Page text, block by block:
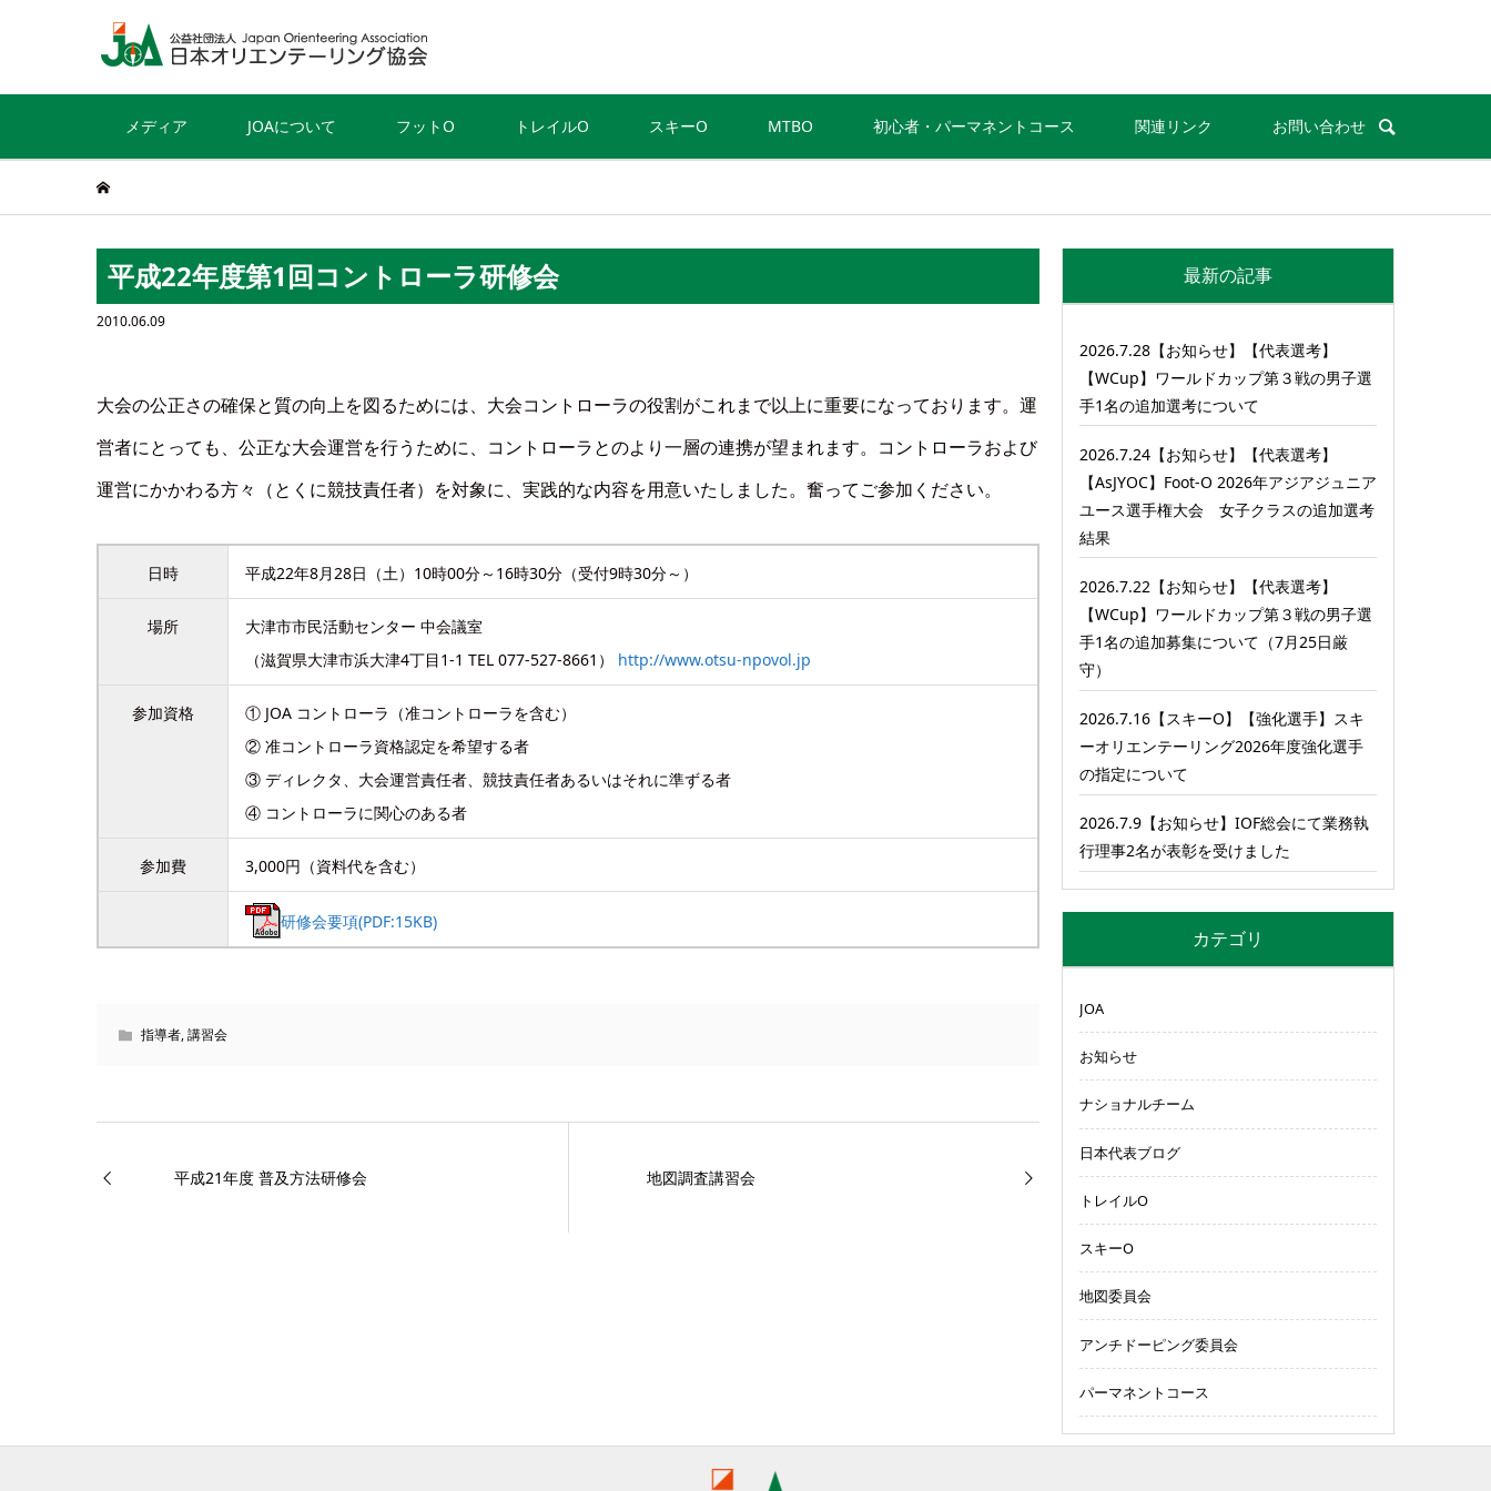
メディア JOAについて フットO トレイルO スキーO MTBO 初心者・パーマネントコース 関連リンク お問い合わせ
平成22年度第1回コントローラ研修会
2010.06.09
大会の公正さの確保と質の向上を図るためには、大会コントローラの役割がこれまで以上に重要になっております。運
営者にとっても、公正な大会運営を行うために、コントローラとのより一層の連携が望まれます。コントローラおよび
運営にかかわる方々（とくに競技責任者）を対象に、実践的な内容を用意いたしました。奮ってご参加ください。
日時 平成22年8月28日（土）10時00分～16時30分（受付9時30分～）
場所
大津市市民活動センター 中会議室
（滋賀県大津市浜大津4丁目1-1 TEL 077-527-8661） http://www.otsu-npovol.jp
参加資格
① JOA コントローラ（准コントローラを含む）
② 准コントローラ資格認定を希望する者
③ ディレクタ、大会運営責任者、競技責任者あるいはそれに準ずる者
④ コントローラに関心のある者
参加費 3,000円（資料代を含む）
研修会要項(PDF:15KB)
指導者,講習会
平成21年度 普及方法研修会 地図調査講習会
最新の記事
2026.7.28【お知らせ】【代表選考】
【WCup】ワールドカップ第３戦の男子選
手1名の追加選考について
2026.7.24【お知らせ】【代表選考】
【AsJYOC】Foot-O 2026年アジアジュニア
ユース選手権大会 女子クラスの追加選考
結果
2026.7.22【お知らせ】【代表選考】
【WCup】ワールドカップ第３戦の男子選
手1名の追加募集について（7月25日厳
守）
2026.7.16【スキーO】【強化選手】スキ
ーオリエンテーリング2026年度強化選手
の指定について
2026.7.9【お知らせ】IOF総会にて業務執
行理事2名が表彰を受けました
カテゴリ
JOA
お知らせ
ナショナルチーム
日本代表ブログ
トレイルO
スキーO
地図委員会
アンチドーピング委員会
パーマネントコース